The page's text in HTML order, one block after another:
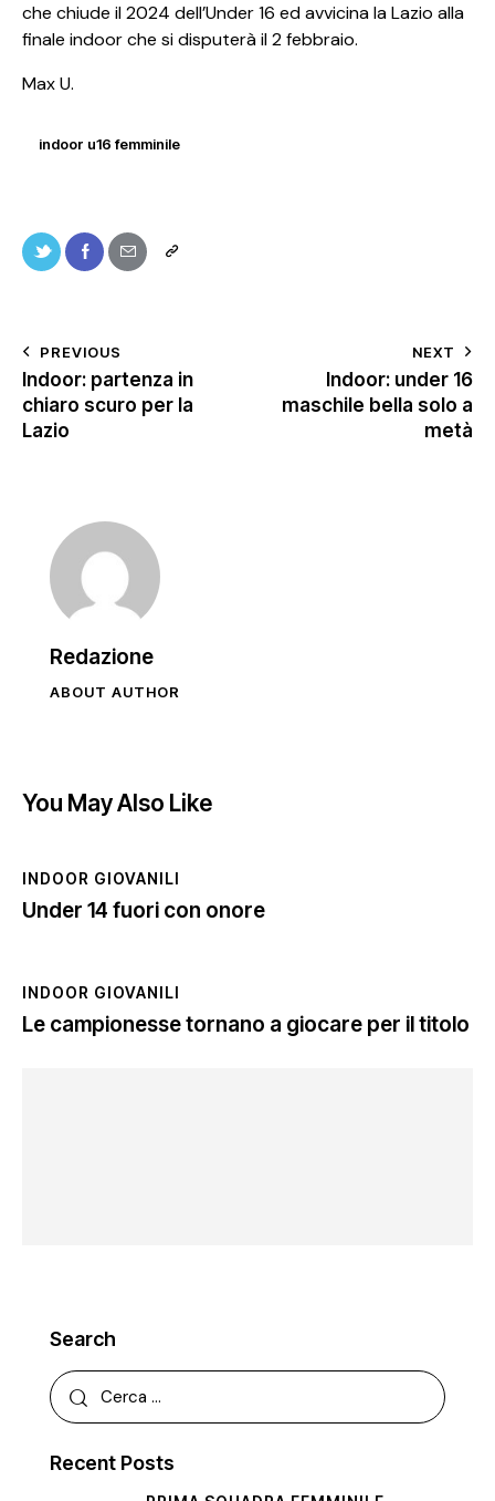
che chiude il 2024 dell’Under 16 ed avvicina la Lazio alla
finale indoor che si disputerà il 2 febbraio.
Max U.
indoor u16 femminile
PREVIOUS
Indoor: partenza in
chiaro scuro per la
Lazio
NEXT
Indoor: under 16
maschile bella solo a
metà
Redazione
ABOUT AUTHOR
You May Also Like
INDOOR GIOVANILI
Under 14 fuori con onore
INDOOR GIOVANILI
Le campionesse tornano a giocare per il titolo
Search
Recent Posts